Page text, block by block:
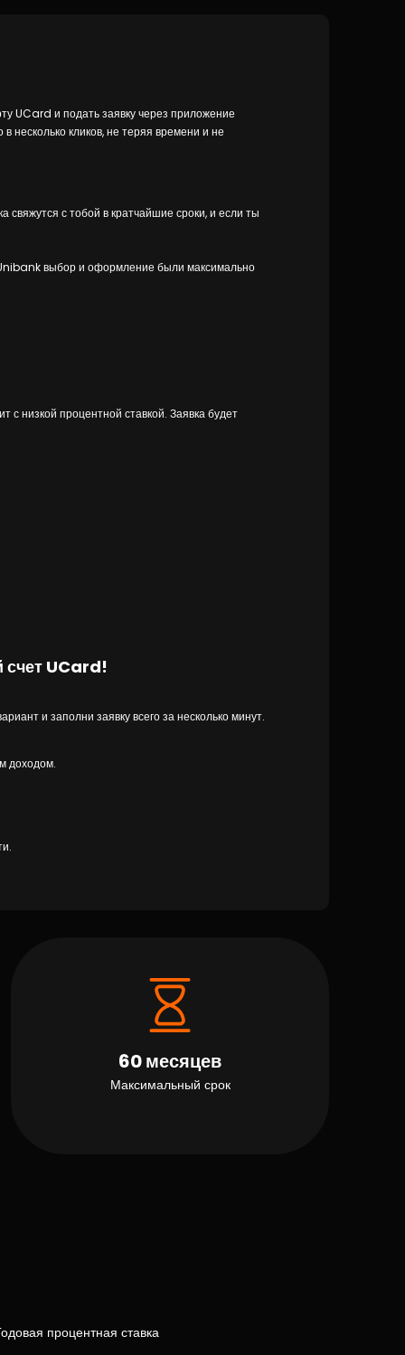
UCard и подать заявку через приложение
несколько кликов, не теряя времени и не
свяжутся с тобой в кратчайшие сроки, и если ты
выбор и оформление были максимально
с низкой процентной ставкой. Заявка будет
счет UCard!
и заполни заявку всего за несколько минут.
доходом.
60 месяцев
Максимальный срок
процентная ставка